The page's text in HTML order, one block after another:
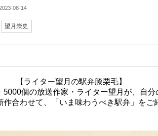
08-14
望月崇史
【ライター望月の駅弁膝栗毛】
5000個の放送作家・ライター望月が、自
作合わせて、「いま味わうべき駅弁」をご